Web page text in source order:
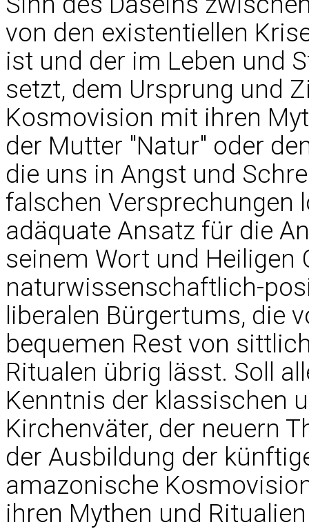
von den existentiellen
ist und der im Leben und
setzt, dem Ursprung und
Kosmovision mit ihren
der Mutter "Natur" oder
die uns in Angst und
falschen Versprechungen
adäquate Ansatz für die
seinem Wort und Heiligen
naturwissenschaftlich-
liberalen Bürgertums, die
bequemen Rest von
Ritualen übrig lässt. Soll
Kenntnis der klassischen
Kirchenväter, der neuern
der Ausbildung der
amazonische
ihren Mythen und